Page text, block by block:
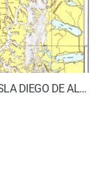
CARTA SHOA N° 560 – ISLA GUAFO A ISLA DIEGO DE ALMAGRO